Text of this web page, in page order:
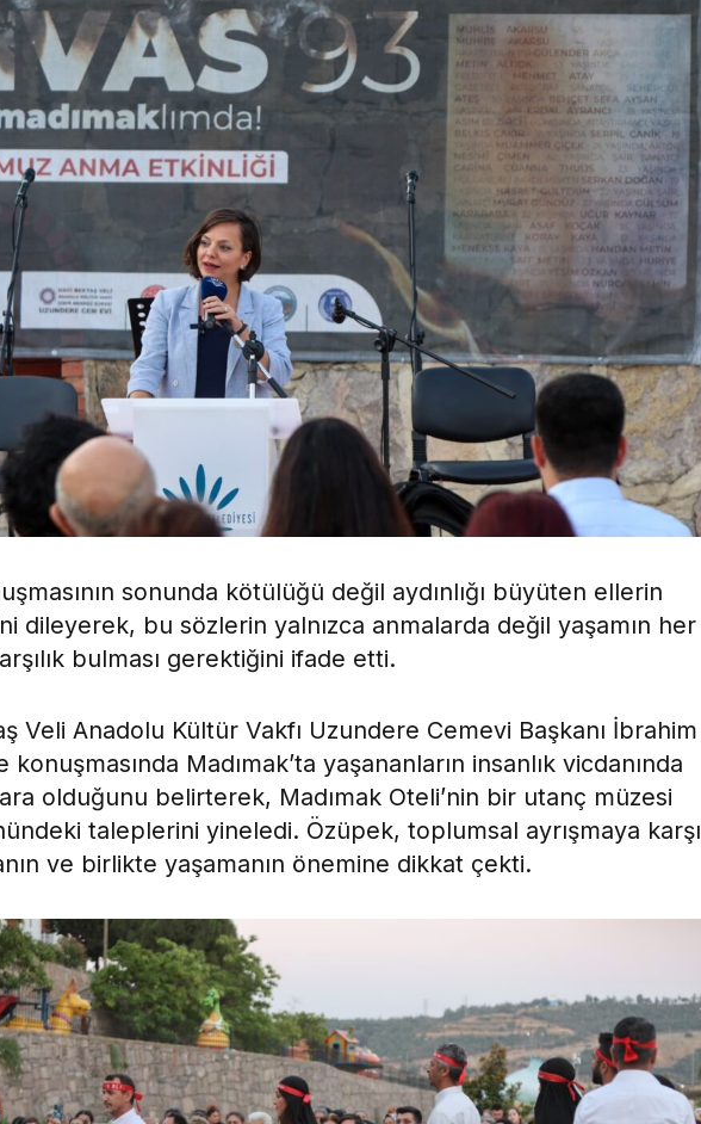
sonunda kötülüğü değil aydınlığı büyüten ellerin
dileyerek, bu sözlerin yalnızca anmalarda değil yaşamın her
bulması gerektiğini ifade etti.
Veli Anadolu Kültür Vakfı Uzundere Cemevi Başkanı İbrahim
konuşmasında Madımak’ta yaşananların insanlık vicdanında
olduğunu belirterek, Madımak Oteli’nin bir utanç müzesi
taleplerini yineledi. Özüpek, toplumsal ayrışmaya karşı
ve birlikte yaşamanın önemine dikkat çekti.